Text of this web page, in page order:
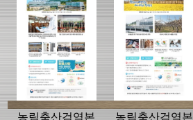
농림축산검역본 농림축산검역본